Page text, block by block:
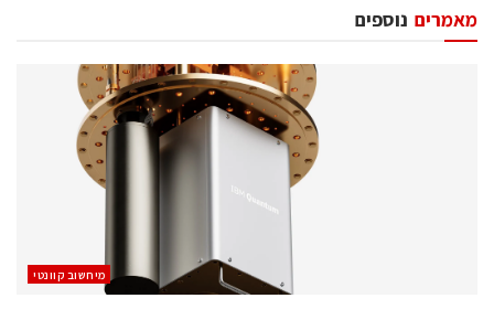
נוספים מאמרים
מיחשוב קוונטי